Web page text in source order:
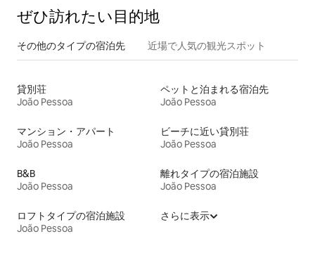
ぜひ訪⁠れ⁠た⁠い目⁠的⁠地
その他のタ⁠イ⁠プ⁠の宿⁠泊⁠先 近場で人気の観光スポット
貸別荘
João Pessoa
ペットと泊まれる宿泊先
João Pessoa
マンション・アパート
João Pessoa
ビーチに近い貸別荘
João Pessoa
B&B
João Pessoa
離れタイプの宿泊施設
João Pessoa
ロフトタイプの宿泊施設
João Pessoa
さらに表示